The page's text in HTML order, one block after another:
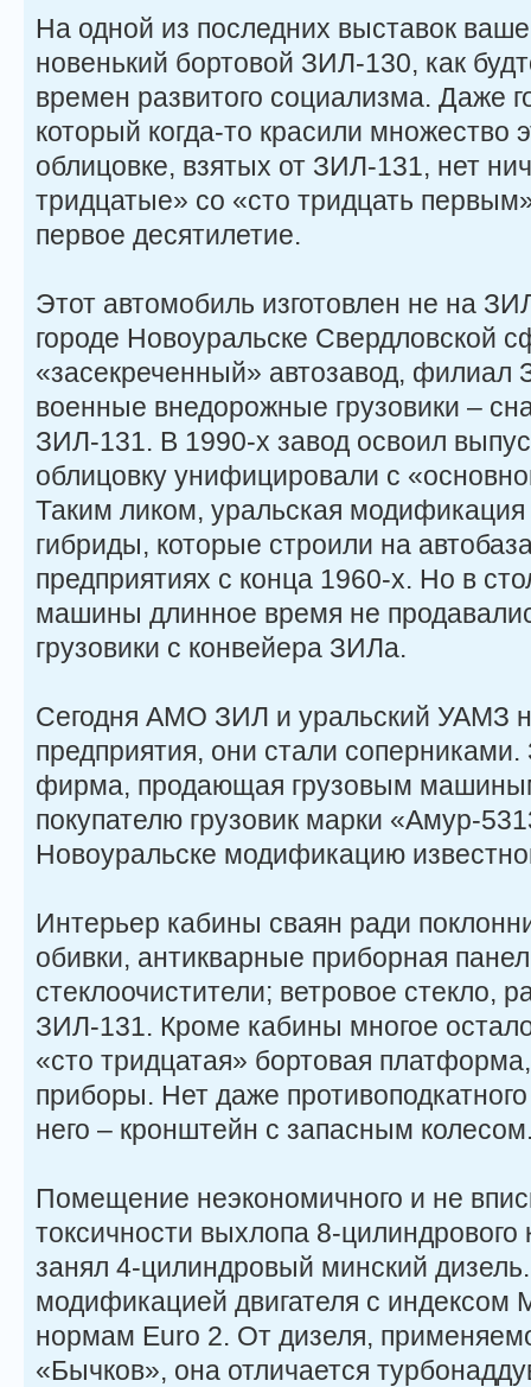
На одной из последних выставок
новенький бортовой ЗИЛ-130, как
времен развитого социализма. Даже
который когда-то красили множество
облицовке, взятых от ЗИЛ-131, нет
тридцатые» со «сто тридцать
первое десятилетие.
Этот автомобиль изготовлен не на
городе Новоуральске Свердловской
«засекреченный» автозавод, филиал
военные внедорожные грузовики –
ЗИЛ-131. В 1990-х завод освоил
облицовку унифицировали с
Таким ликом, уральская
гибриды, которые строили на
предприятиях с конца 1960-х. Но в
машины длинное время не
грузовики с конвейера ЗИЛа.
Сегодня АМО ЗИЛ и уральский УАМЗ
предприятия, они стали
фирма, продающая грузовым
покупателю грузовик марки «Амур-
Новоуральске модификацию
Интерьер кабины сваян ради
обивки, антикварные приборная
стеклоочистители; ветровое стекло,
ЗИЛ-131. Кроме кабины многое
«сто тридцатая» бортовая
приборы. Нет даже
него – кронштейн с запасным
Помещение неэкономичного и не
токсичности выхлопа 8-цилиндрового
занял 4-цилиндровый минский
модификацией двигателя с
нормам Euro 2. От дизеля,
«Бычков», она отличается